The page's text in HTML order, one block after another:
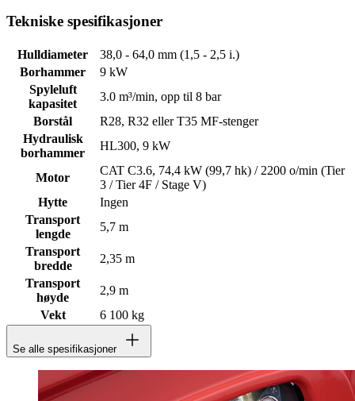
Tekniske spesifikasjoner
Hulldiameter
38,0 - 64,0 mm (1,5 - 2,5 i.)
Borhammer
9 kW
Spyleluft
kapasitet
3.0 m³/min, opp til 8 bar
Borstål
R28, R32 eller T35 MF-stenger
Hydraulisk
borhammer
HL300, 9 kW
Motor
CAT C3.6, 74,4 kW (99,7 hk) / 2200 o/min (Tier
3 / Tier 4F / Stage V)
Hytte
Ingen
Transport
lengde
5,7 m
Transport
bredde
2,35 m
Transport
høyde
2,9 m
Vekt
6 100 kg
Se alle spesifikasjoner